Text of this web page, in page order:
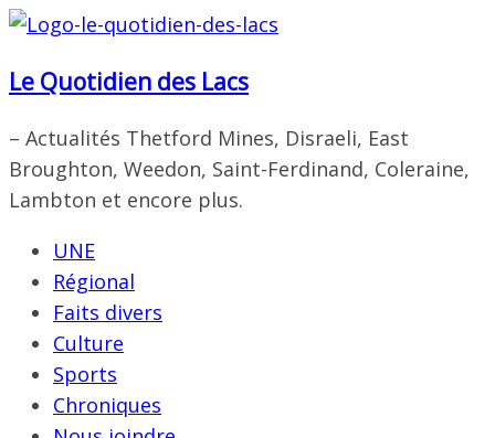
Passer
contenu
Le Quotidien des Lacs
– Actualités Thetford Mines, Disraeli, East
Broughton, Weedon, Saint-Ferdinand, Coleraine,
Lambton et encore plus.
UNE
Régional
Faits divers
Culture
Sports
Chroniques